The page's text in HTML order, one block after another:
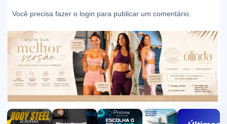
Você precisa fazer o login para publicar um comentário.